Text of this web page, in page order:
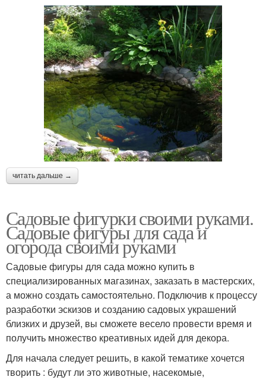
читать дальше →
Садовые фигурки своими руками.
Садовые фигуры для сада и
огорода своими руками
Садовые фигуры для сада можно купить в
специализированных магазинах, заказать в мастерских,
а можно создать самостоятельно. Подключив к процессу
разработки эскизов и созданию садовых украшений
близких и друзей, вы сможете весело провести время и
получить множество креативных идей для декора.
Для начала следует решить, в какой тематике хочется
творить : будут ли это животные, насекомые,